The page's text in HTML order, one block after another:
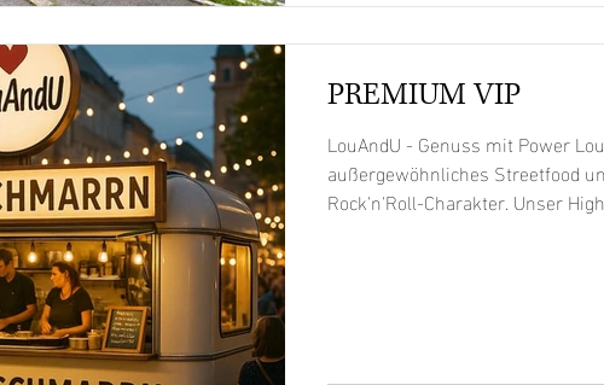
PREMIUM VIP
LouAndU - Genuss mit Power
außergewöhnliches Streetfood
Rock'n'Roll-Charakter. Unser